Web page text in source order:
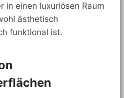
in einen luxuriösen Raum
ästhetisch
funktional ist.